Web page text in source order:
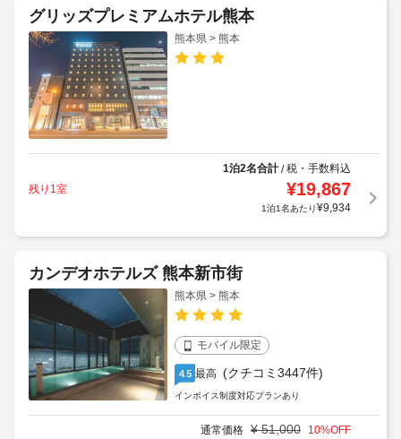
グリッズプレミアムホテル熊本
熊本県 > 熊本
1泊2名合計/税・手数料込
残り1室
¥19,867
1泊1名あたり¥9,934
カンデオホテルズ 熊本新市街
熊本県 > 熊本
モバイル限定
4.5 最高 (クチコミ3447件)
インボイス制度対応プランあり
通常価格 ¥ 51,000 10%OFF